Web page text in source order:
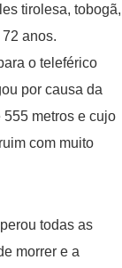
tirolesa, tobogã,
anos.
o teleférico
por causa da
metros e cujo
com muito
todas as
morrer e a